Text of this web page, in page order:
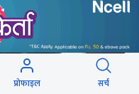
प्रोफाइल सर्च